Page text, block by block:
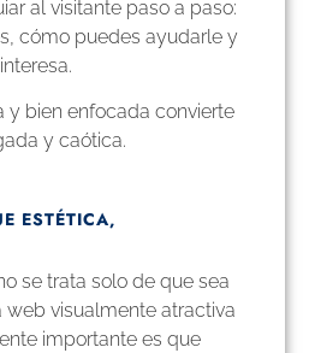
al visitante paso a paso:
cómo puedes ayudarle y
y bien enfocada convierte
y caótica.
ESTÉTICA,
se trata solo de que sea
web visualmente atractiva
importante es que